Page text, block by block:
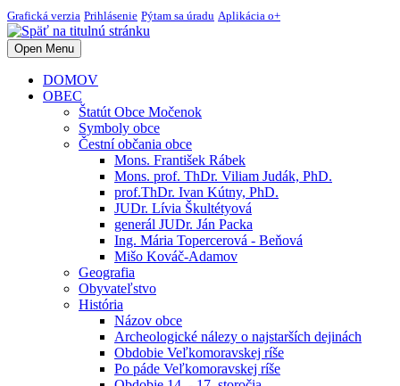
Grafická verzia Prihlásenie Pýtam sa úradu Aplikácia o+
Open Menu
DOMOV
OBEC
Štatút Obce Močenok
Symboly obce
Čestní občania obce
Mons. František Rábek
Mons. prof. ThDr. Viliam Judák, PhD.
prof.ThDr. Ivan Kútny, PhD.
JUDr. Lívia Škultétyová
generál JUDr. Ján Packa
Ing. Mária Topercerová - Beňová
Mišo Kováč-Adamov
Geografia
Obyvateľstvo
História
Názov obce
Archeologické nálezy o najstarších dejinách
Obdobie Veľkomoravskej ríše
Po páde Veľkomoravskej ríše